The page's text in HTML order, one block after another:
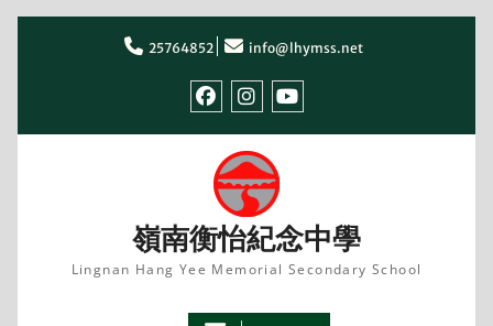
25764852 info@lhymss.net
嶺南衡怡紀念中學
Lingnan Hang Yee Memorial Secondary School